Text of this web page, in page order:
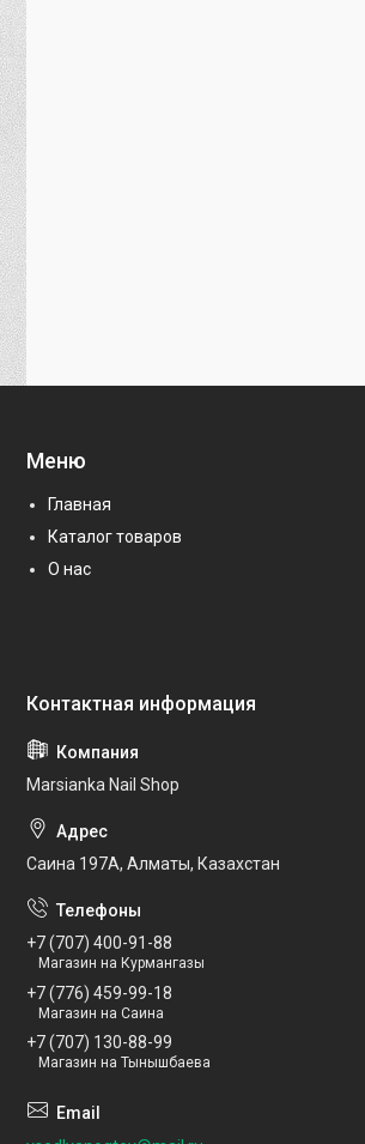
Меню
Главная
Каталог товаров
О нас
Marsianka Nail Shop
Саина 197А, Алматы, Казахстан
+7 (707) 400-91-88
Магазин на Курмангазы
+7 (776) 459-99-18
Магазин на Саина
+7 (707) 130-88-99
Магазин на Тынышбаева